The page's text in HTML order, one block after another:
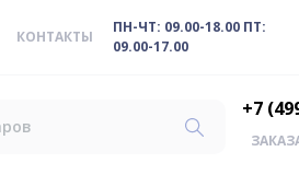
КОНТАКТЫ
ПН-ЧТ: 09.00-18.00 ПТ:
09.00-17.00
+7